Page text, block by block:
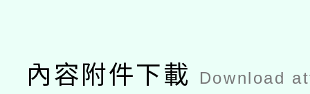
內容附件下載 Download